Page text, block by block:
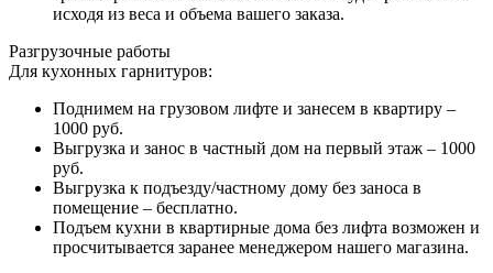
исходя из веса и объема вашего заказа.
Разгрузочные работы
Для кухонных гарнитуров:
Поднимем на грузовом лифте и занесем в квартиру –
1000 руб.
Выгрузка и занос в частный дом на первый этаж – 1000
руб.
Выгрузка к подъезду/частному дому без заноса в
помещение – бесплатно.
Подъем кухни в квартирные дома без лифта возможен и
просчитывается заранее менеджером нашего магазина.